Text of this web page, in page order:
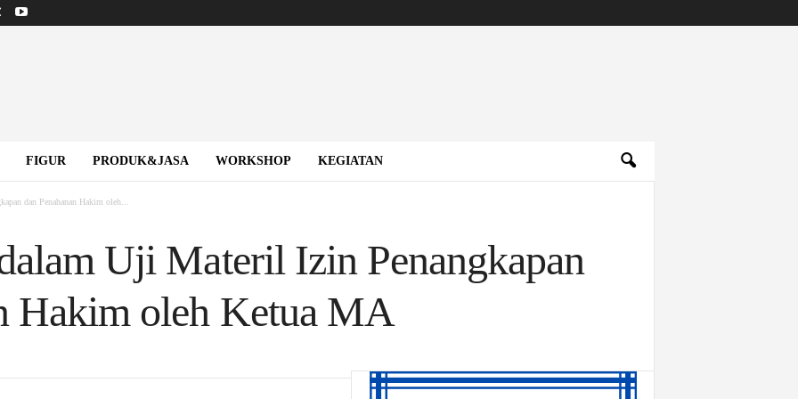
FIGUR PRODUK&JASA WORKSHOP KEGIATAN
dan Penahanan Hakim oleh...
Uji Materil Izin Penangkapan
Hakim oleh Ketua MA